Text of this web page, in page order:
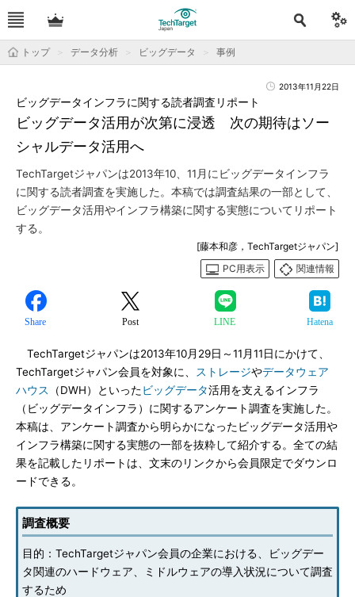
トップ データ分析 ビッグデータ 事例
2013年11月22日
ビッグデータ活用が次第に浸透 次の期待はソー
シャルデータ活用へ
ビッグデータインフラに関する読者調査リポート
TechTargetジャパンは2013年10、11月にビッグデータインフラ
に関する読者調査を実施した。本稿では調査結果の一部として、
ビッグデータ活用やインフラ構築に関する実態についてリポート
する。
[藤本和彦，TechTargetジャパン]
PC用表示
関連情報
Share Post LINE Hatena
TechTargetジャパンは2013年10月29日～11月11日にかけて、
TechTargetジャパン会員を対象に、
ストレージやデータウェア
ハウス
（DWH）といったビッグデータ活用を支えるインフラ
（ビッグデータインフラ）に関するアンケート調査を実施した。
本稿は、アンケート調査から明らかになったビッグデータ活用や
インフラ構築に関する実態の一部を抜粋して紹介する。全ての結
果を記載したリポートは、文末のリンクから会員限定でダウンロ
ードできる。
調査概要
目的：TechTargetジャパン会員の企業における、ビッグデー
タ関連のハードウェア、ミドルウェアの導入状況について調査
するため